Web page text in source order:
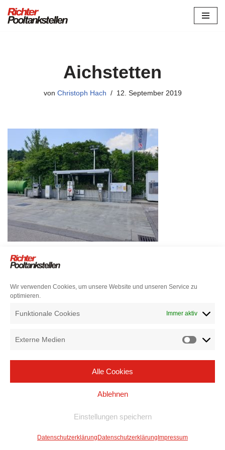
Wir verwenden Cookies, um unsere Website und unseren Service zu
optimieren.
Funktionale Cookies Immer aktiv
Externe Medien
Alle Cookies
Ablehnen
Einstellungen speichern
Datenschutzerklärung Datenschutzerklärung Impressum
Zum
Aichstetten
von Christoph Hach 12. September 2019
| Präsentiert vonWordPress